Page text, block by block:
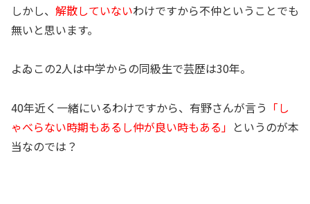
しかし、 解散していないわけですから不仲ということでも
無いと思います。
よゐこの2人は中学からの同級生で芸歴は30年。
40年近く一緒にいるわけですから、有野さんが言う 「し
ゃべらない時期もあるし仲が良い時もある」 というのが本
当なのでは？